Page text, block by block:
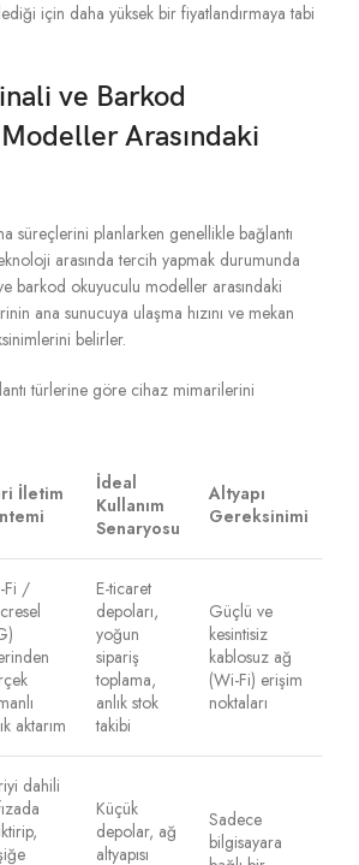
için daha yüksek bir fiyatlandırmaya tabi
ve Barkod
Arasındaki
süreçlerini planlarken genellikle bağlantı
arasında tercih yapmak durumunda
barkod okuyuculu modeller arasındaki
ana sunucuya ulaşma hızını ve mekan
belirler.
türlerine göre cihaz mimarilerini
İletim
İdeal
Kullanım
Senaryosu
Altyapı
Gereksinimi
Fi /
aktarım
E-ticaret
depoları,
yoğun
sipariş
toplama,
anlık stok
takibi
Güçlü ve
kesintisiz
kablosuz ağ
(Wi-Fi) erişim
noktaları
dahili
Küçük
depolar, ağ
altyapısı
Sadece
bilgisayara